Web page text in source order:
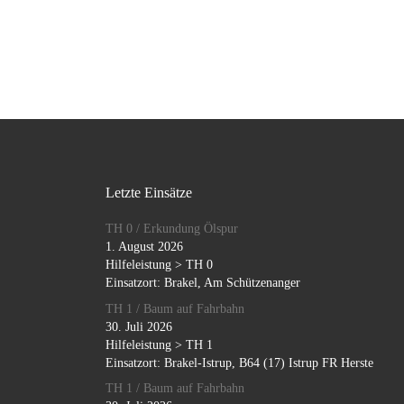
Letzte Einsätze
TH 0 / Erkundung Ölspur
1. August 2026
Hilfeleistung > TH 0
Einsatzort: Brakel, Am Schützenanger
TH 1 / Baum auf Fahrbahn
30. Juli 2026
Hilfeleistung > TH 1
Einsatzort: Brakel-Istrup, B64 (17) Istrup FR Herste
TH 1 / Baum auf Fahrbahn